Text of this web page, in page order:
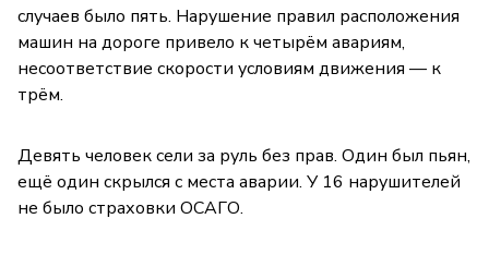
случаев было пять. Нарушение правил расположения
машин на дороге привело к четырём авариям,
несоответствие скорости условиям движения — к
трём.
Девять человек сели за руль без прав. Один был пьян,
ещё один скрылся с места аварии. У 16 нарушителей
не было страховки ОСАГО.